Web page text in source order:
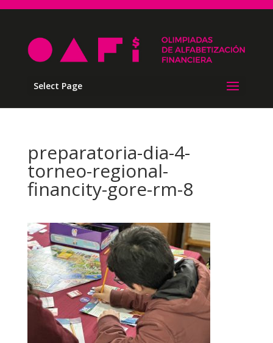
Select Page
preparatoria-dia-4-
torneo-regional-
financity-gore-rm-8